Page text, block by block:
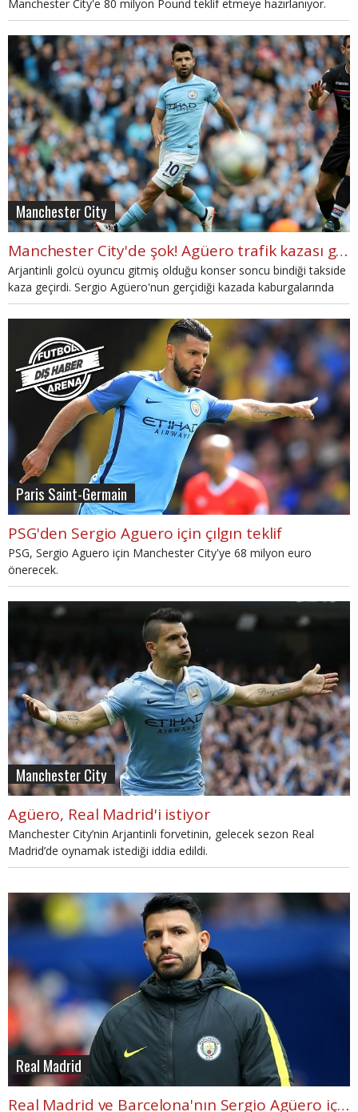
Manchester City'e 80 milyon Pound teklif etmeye hazırlanıyor.
Manchester City
Manchester City'de şok! Agüero trafik kazası geçirdi
Arjantinli golcü oyuncu gitmiş olduğu konser soncu bindiği takside
kaza geçirdi. Sergio Agüero'nun gerçidiği kazada kaburgalarında
kırık oluştu.
Paris Saint-Germain
PSG'den Sergio Aguero için çılgın teklif
PSG, Sergio Aguero için Manchester City'ye 68 milyon euro
önerecek.
Manchester City
Agüero, Real Madrid'i istiyor
Manchester City’nin Arjantinli forvetinin, gelecek sezon Real
Madrid’de oynamak istediği iddia edildi.
Real Madrid
Real Madrid ve Barcelona'nın Sergio Agüero için transfer planı